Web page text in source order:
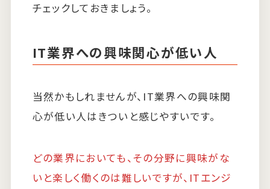
チェックしておきましょう。
IT業界への興味関心が低い人
当然かもしれませんが、IT業界への興味関
心が低い人はきついと感じやすいです。
どの業界においても、その分野に興味がな
いと楽しく働くのは難しいですが、ITエンジ